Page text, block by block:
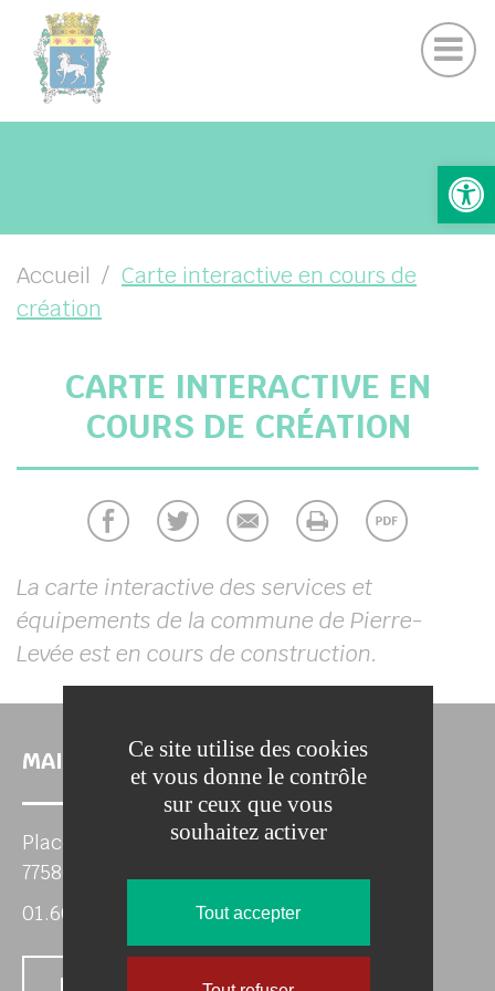
( VIE LOCALE )
ActuContactez nous
Suivez-nous sur Facebook
Accueil
Carte interactive en cours de
création
CARTE INTERACTIVE EN
COURS DE CRÉATION
La carte interactive des services et
équipements de la commune de Pierre-
Levée est en cours de construction.
MAIRIE DE PIERRE-LEVEE
Place de l'Eglise
77580 PIERRE-LEVEE
01.60.22.29.04
Panneau de gestion des cookies
Ce site utilise des cookies
et vous donne le contrôle
sur ceux que vous
souhaitez activer
Tout accepter